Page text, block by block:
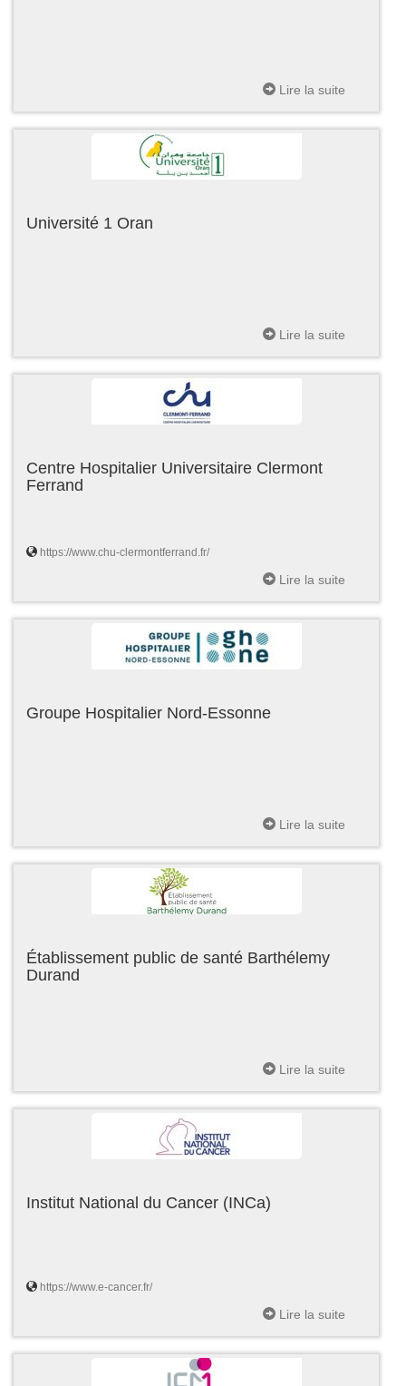
Lire la suite
Université 1 Oran
Lire la suite
Centre Hospitalier Universitaire Clermont
Ferrand
https://www.chu-clermontferrand.fr/
Lire la suite
Groupe Hospitalier Nord-Essonne
Lire la suite
Établissement public de santé Barthélemy
Durand
Lire la suite
Institut National du Cancer (INCa)
https://www.e-cancer.fr/
Lire la suite